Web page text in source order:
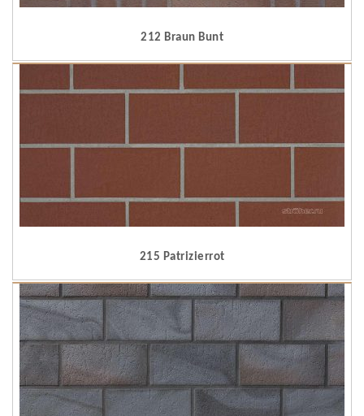
212 Braun Bunt
215 Patrizierrot